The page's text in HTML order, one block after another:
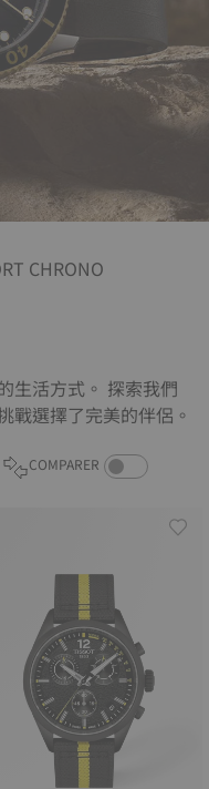
CHRONO
生活方式。 探索我們
戰選擇了完美的伴侶。
COMPARER COMPARE